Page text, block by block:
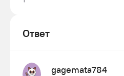
Ответ
gagemata784